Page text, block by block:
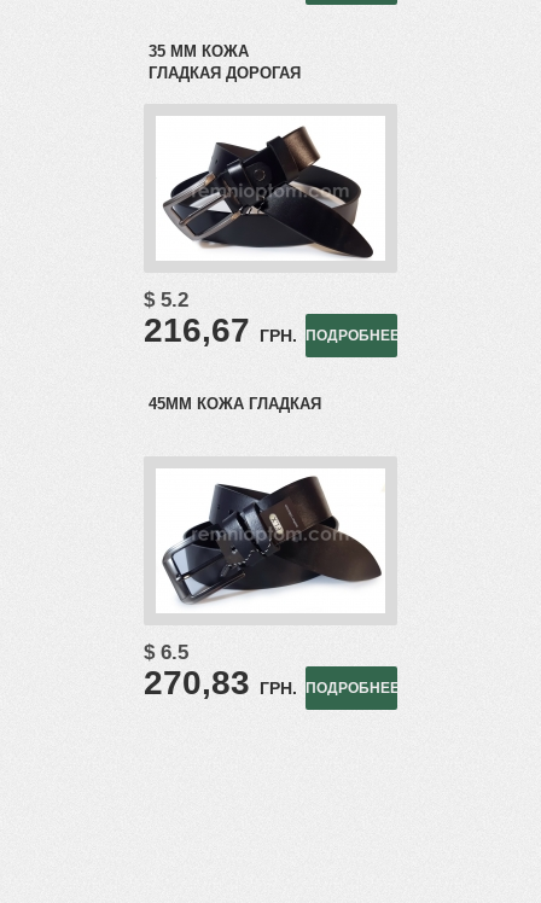
35 ММ КОЖА
ГЛАДКАЯ ДОРОГАЯ
$ 5.2
216,67 ГРН. ПОДРОБНЕЕ
45ММ КОЖА ГЛАДКАЯ
$ 6.5
270,83 ГРН. ПОДРОБНЕЕ